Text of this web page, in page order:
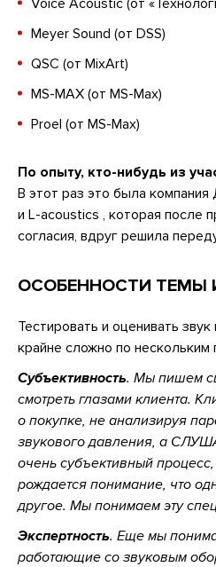
Meyer Sound (от DSS)
QSC (от MixArt)
MS-MAX (от MS-Max)
Proel (от MS-Max)
По опыту, кто-нибудь из
В этот раз это была
и L-acoustics , которая после
согласия, вдруг решила
ОСОБЕННОСТИ ТЕМЫ
Тестировать и оценивать звук
крайне сложно по нескольким
Субъективность. Мы пишем
смотреть глазами клиента.
о покупке, не анализируя
звукового давления, а
очень субъективный процесс,
рождается понимание, что
другое. Мы понимаем эту
Экспертность. Еще мы
работающие со звуковым